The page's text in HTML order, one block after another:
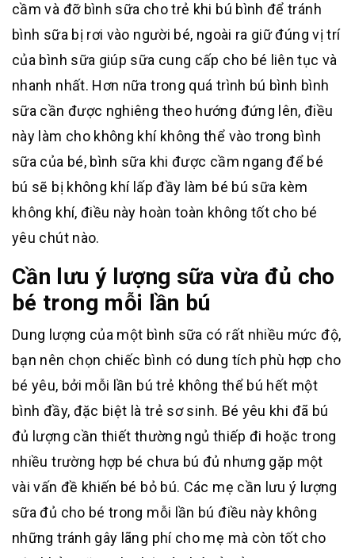
cầm và đỡ bình sữa cho trẻ khi bú bình để tránh
bình sữa bị rơi vào người bé, ngoài ra giữ đúng vị trí
của bình sữa giúp sữa cung cấp cho bé liên tục và
nhanh nhất. Hơn nữa trong quá trình bú bình bình
sữa cần được nghiêng theo hướng đứng lên, điều
này làm cho không khí không thể vào trong bình
sữa của bé, bình sữa khi được cầm ngang để bé
bú sẽ bị không khí lấp đầy làm bé bú sữa kèm
không khí, điều này hoàn toàn không tốt cho bé
yêu chút nào.
Cần lưu ý lượng sữa vừa đủ cho
bé trong mỗi lần bú
Dung lượng của một bình sữa có rất nhiều mức độ,
bạn nên chọn chiếc bình có dung tích phù hợp cho
bé yêu, bởi mỗi lần bú trẻ không thể bú hết một
bình đầy, đặc biệt là trẻ sơ sinh. Bé yêu khi đã bú
đủ lượng cần thiết thường ngủ thiếp đi hoặc trong
nhiều trường hợp bé chưa bú đủ nhưng gặp một
vài vấn đề khiến bé bỏ bú. Các mẹ cần lưu ý lượng
sữa đủ cho bé trong mỗi lần bú điều này không
những tránh gây lãng phí cho mẹ mà còn tốt cho